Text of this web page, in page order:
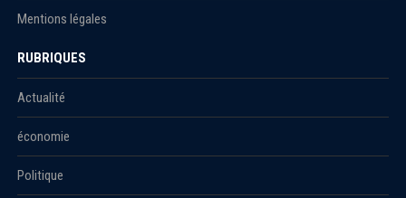
Mentions légales
RUBRIQUES
Actualité
économie
Politique